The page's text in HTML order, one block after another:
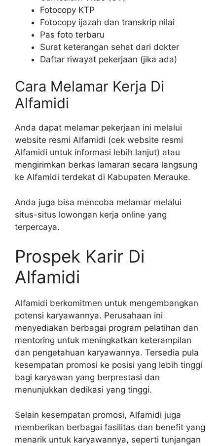
Fotocopy KTP
Fotocopy ijazah dan transkrip nilai
Pas foto terbaru
Surat keterangan sehat dari dokter
Daftar riwayat pekerjaan (jika ada)
Cara Melamar Kerja Di
Alfamidi
Anda dapat melamar pekerjaan ini melalui
website resmi Alfamidi (cek website resmi
Alfamidi untuk informasi lebih lanjut) atau
mengirimkan berkas lamaran secara langsung
ke Alfamidi terdekat di Kabupaten Merauke.
Anda juga bisa mencoba melamar melalui
situs-situs lowongan kerja online yang
terpercaya.
Prospek Karir Di
Alfamidi
Alfamidi berkomitmen untuk mengembangkan
potensi karyawannya. Perusahaan ini
menyediakan berbagai program pelatihan dan
mentoring untuk meningkatkan keterampilan
dan pengetahuan karyawannya. Tersedia pula
kesempatan promosi ke posisi yang lebih tinggi
bagi karyawan yang berprestasi dan
menunjukkan dedikasi yang tinggi.
Selain kesempatan promosi, Alfamidi juga
memberikan berbagai fasilitas dan benefit yang
menarik untuk karyawannya, seperti tunjangan